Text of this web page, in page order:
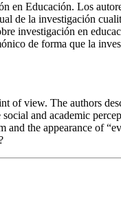
en Educación. Los
de la investigación
investigación en
de forma que la
view. The authors
and academic
the appearance of